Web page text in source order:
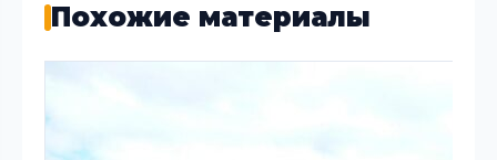
Похожие материалы